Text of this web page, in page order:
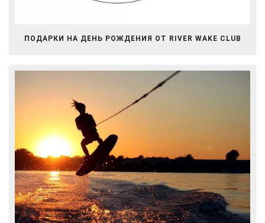
ПОДАРКИ НА ДЕНЬ РОЖДЕНИЯ ОТ RIVER WAKE CLUB